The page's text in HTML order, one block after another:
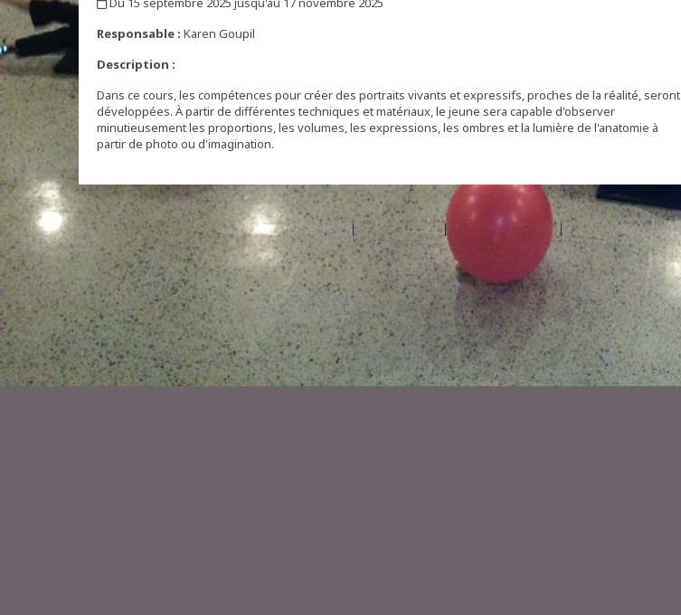
Responsable : Karen Goupil
Description :
Dans ce cours, les compétences pour créer des portraits vivants et expressifs, proches de la réalité, seront
développées. À partir de différentes techniques et matériaux, le jeune sera capable d'observer
minutieusement les proportions, les volumes, les expressions, les ombres et la lumière de l'anatomie à
partir de photo ou d'imagination.
©2026 Les entreprises Amilia Inc. Tous droits réservés. Centre d'aide Contactez Amilia Légal